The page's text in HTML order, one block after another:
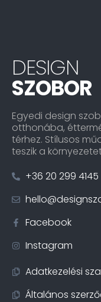
DESIGN
SZOBOR
Egyedi design
otthonába,
térhez. Stílusos
teszik a
+36 20 299 4145
Facebook
Instagram
Adatkezelési
Általános